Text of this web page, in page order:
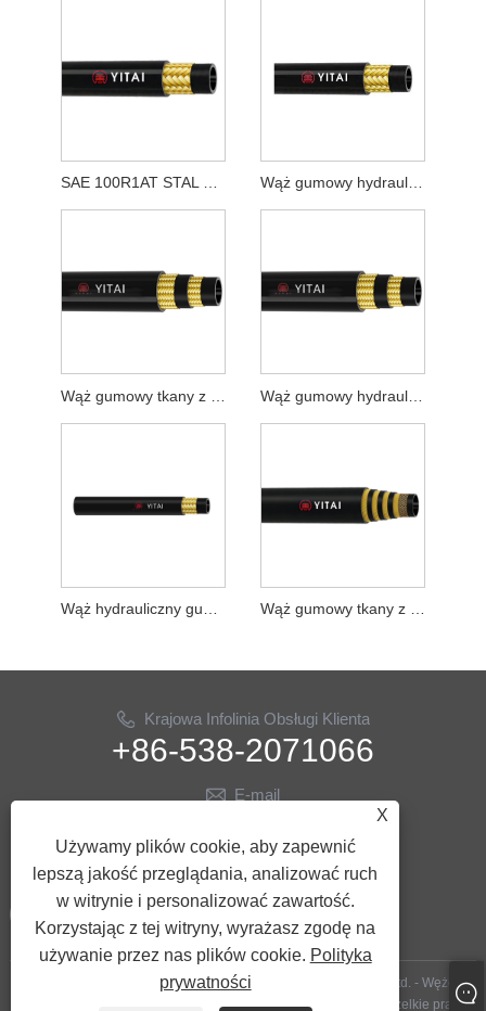
Wąż gumowy hydrauliczny z oplotem drutowym SAE 100R1AT
Wąż gumowy hydrauliczny z oplotem drutowym SAE 100R2AT
Wąż hydrauliczny gumowy w oplocie EN853 1SN Wąż gumowy tkany z drutu stalowego EN853 2SN
Krajowa Infolinia Obsługi Klienta
+86-538-2071066
E-mail
PODĄŻAJ ZA NAMI
Copyright © 2023 Shandong Yitai Hydraulic Technology Co., Ltd. - Węże
wiertnicze, węże hydrauliczne, akcesoria do wiercenia ropy - Wszelkie prawa
X
Używamy plików cookie, aby zapewnić
lepszą jakość przeglądania, analizować ruch
w witrynie i personalizować zawartość.
Korzystając z tej witryny, wyrażasz zgodę na
używanie przez nas plików cookie. Polityka
prywatności